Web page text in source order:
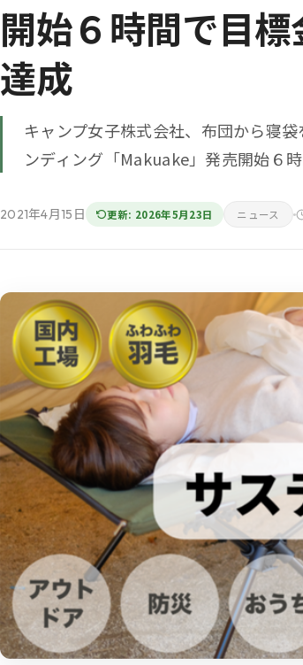
開始６時間で目
達成
キャンプ女子株式会社、布団から寝
ンディング「Makuake」発売開始
2021年4月15日 更新: 2026年5月23日 ニュース